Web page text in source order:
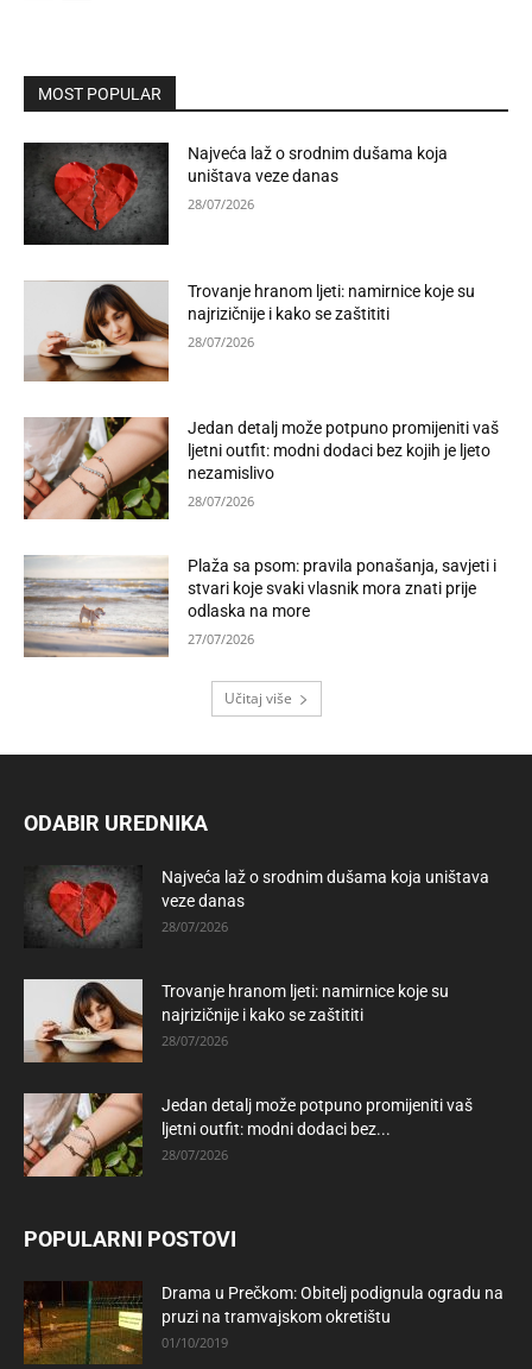
MOST POPULAR
Najveća laž o srodnim dušama koja
uništava veze danas
28/07/2026
Trovanje hranom ljeti: namirnice koje su
najrizičnije i kako se zaštititi
28/07/2026
Jedan detalj može potpuno promijeniti vaš
ljetni outfit: modni dodaci bez kojih je ljeto
nezamislivo
28/07/2026
Plaža sa psom: pravila ponašanja, savjeti i
stvari koje svaki vlasnik mora znati prije
odlaska na more
27/07/2026
Učitaj više
ODABIR UREDNIKA
Najveća laž o srodnim dušama koja uništava
veze danas
28/07/2026
Trovanje hranom ljeti: namirnice koje su
najrizičnije i kako se zaštititi
28/07/2026
Jedan detalj može potpuno promijeniti vaš
ljetni outfit: modni dodaci bez...
28/07/2026
POPULARNI POSTOVI
Drama u Prečkom: Obitelj podignula ogradu na
pruzi na tramvajskom okretištu
01/10/2019